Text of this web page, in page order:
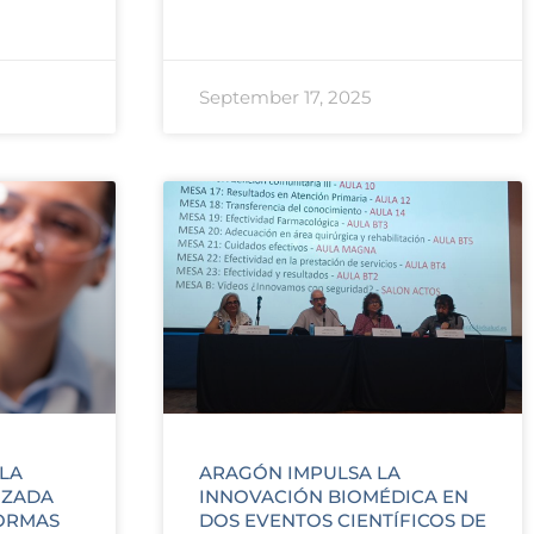
September 17, 2025
ARAGÓN IMPULSA LA
INNOVACIÓN BIOMÉDICA EN
DOS EVENTOS CIENTÍFICOS DE